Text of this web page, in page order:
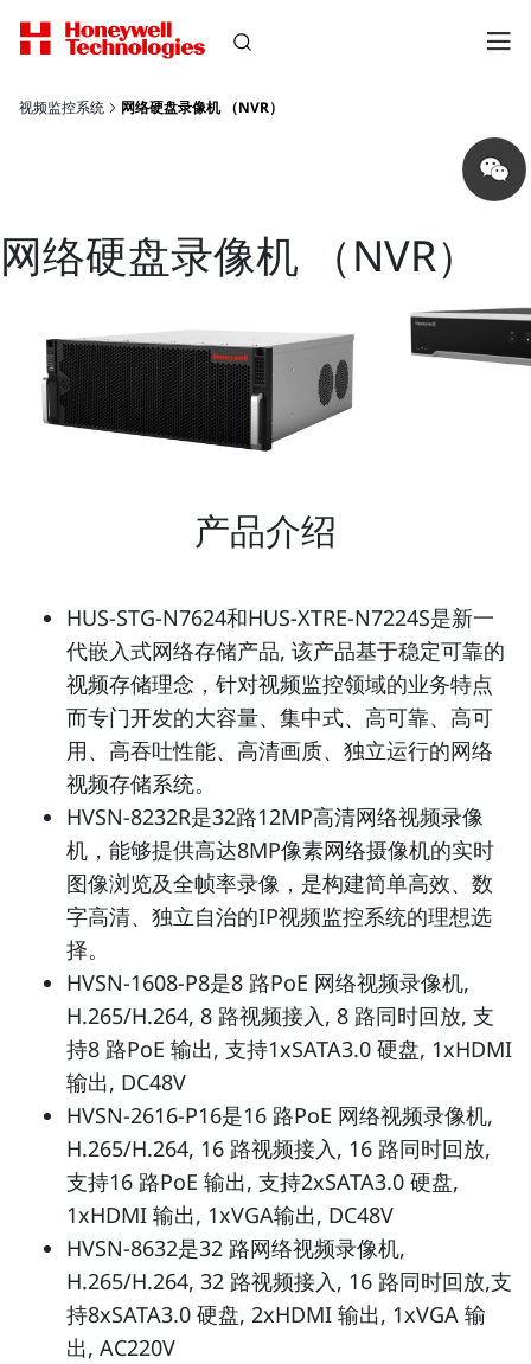
视频监控系统 网络硬盘录像机 （NVR）
Share
on
wechat
网络硬盘录像机 （NVR）
产品介绍
HUS-STG-N7624和HUS-XTRE-N7224S是新一
代嵌入式网络存储产品, 该产品基于稳定可靠的
视频存储理念，针对视频监控领域的业务特点
而专门开发的大容量、集中式、高可靠、高可
用、高吞吐性能、高清画质、独立运行的网络
视频存储系统。
HVSN-8232R是32路12MP高清网络视频录像
机，能够提供高达8MP像素网络摄像机的实时
图像浏览及全帧率录像，是构建简单高效、数
字高清、独立自治的IP视频监控系统的理想选
择。
HVSN­-1608-­P8是8 路PoE 网络视频录像机,
H.265/H.264, 8 路视频接入, 8 路同时回放, 支
持8 路PoE 输出, 支持1xSATA3.0 硬盘, 1xHDMI
输出, DC48V
HVSN-­2616-­P16是16 路PoE 网络视频录像机,
H.265/H.264, 16 路视频接入, 16 路同时回放,
支持16 路PoE 输出, 支持2xSATA3.0 硬盘,
1xHDMI 输出, 1xVGA输出, DC48V
HVSN­-8632是32 路网络视频录像机,
H.265/H.264, 32 路视频接入, 16 路同时回放,支
持8xSATA3.0 硬盘, 2xHDMI 输出, 1xVGA 输
出, AC220V